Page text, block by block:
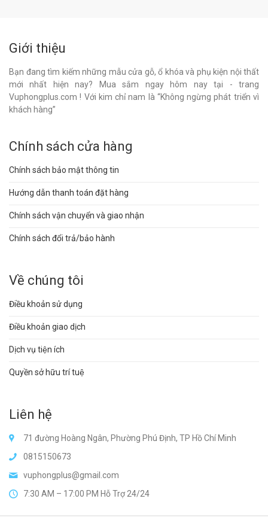
Giới thiệu
Bạn đang tìm kiếm những mẫu cửa gỗ, ổ khóa và phụ kiện nội thất
mới nhất hiện nay? Mua sắm ngay hôm nay tại - trang
Vuphongplus.com ! Với kim chỉ nam là “Không ngừng phát triển vì
khách hàng”
Chính sách cửa hàng
Chính sách bảo mật thông tin
Hướng dẫn thanh toán đặt hàng
Chính sách vận chuyển và giao nhận
Chính sách đổi trả/bảo hành
Về chúng tôi
Điều khoản sử dụng
Điều khoản giao dịch
Dịch vụ tiện ích
Quyền sở hữu trí tuệ
Liên hệ
71 đường Hoàng Ngân, Phường Phú Định, TP Hồ Chí Minh
0815150673
vuphongplus@gmail.com
7:30 AM – 17:00 PM Hỗ Trợ 24/24